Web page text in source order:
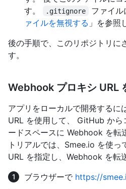
す。
.gitignore ファイ
ァイルを無視する 」を参照
後の手順で、このリポジトリに
す。
Webhook プロキシ URL
アプリをローカルで開発する
URL を使用して、 GitHub から
ードスペースに Webhook を転
トリアルでは、Smee.io を使
URL を指定し、Webhook を転
ブラウザーで https://